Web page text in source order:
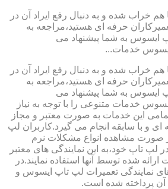
خراب شده و به دنبال رفع ایراد آن در
حرفه ای هستید،مراجعه به
ایسوس به شما پیشنهاد می
ایسوس خدمات...
خراب شده و به دنبال رفع ایراد آن در
حرفه ای هستید،مراجعه به
ایسوس به شما پیشنهاد می
خدمات متنوعی را با توجه به نیاز
این خدمات به صورت معتبر و مجاز
و با سابقه انجام می گیرد.کاربران لپ
صورت مشاهده انواع مشکلات نرم
لپ تاپ خود،به این نمایندگی های معتبر
شده توسط آنها استفاده نمایند.در
نمایندگی تعمیرات لپ تاپ ایسوس و
پرداخته شده است.